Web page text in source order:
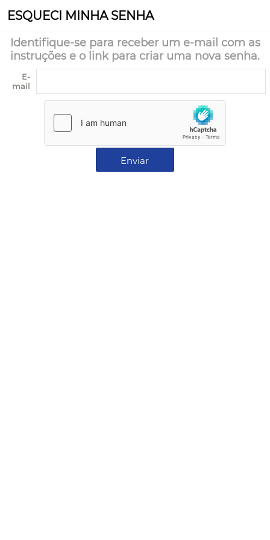
ESQUECI MINHA SENHA
Identifique-se para receber um e-mail com as
instruções e o link para criar uma nova senha.
E-
mail
Enviar